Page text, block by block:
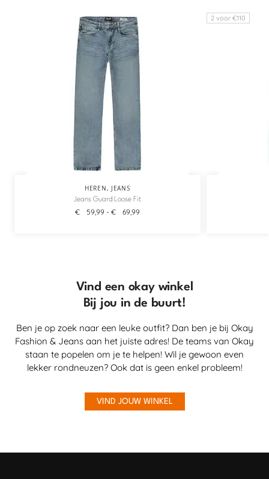
HEREN, JEANS
Jeans Guard Loose Fit
€ 59,99 - € 69,99
2 voor €110
Vind een okay winkel
Bij jou in de buurt!
Ben je op zoek naar een leuke outfit? Dan ben je bij Okay
Fashion & Jeans aan het juiste adres! De teams van Okay
staan te popelen om je te helpen! Wil je gewoon even
lekker rondneuzen? Ook dat is geen enkel probleem!
VIND JOUW WINKEL